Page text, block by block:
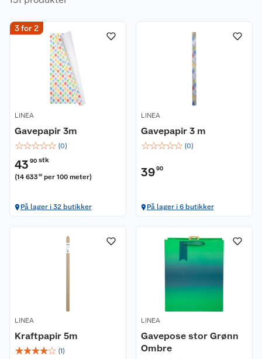
3 for 2
LINEA
Gavepapir 3m
☆☆☆☆☆ (0)
43 90 stk
(14 63333 per 100 meter)
På lager i 32 butikker
LINEA
Gavepapir 3 m
☆☆☆☆☆ (0)
3990
På lager i 6 butikker
LINEA
Kraftpapir 5m
☆☆☆☆☆ (1)
LINEA
Gavepose stor Grønn
Ombre